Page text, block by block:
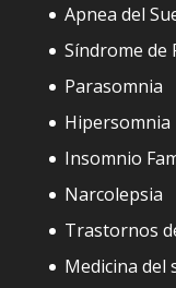
Apnea del
Síndrome de
Parasomnia
Hipersomnia
Insomnio
Narcolepsia
Trastornos
Medicina del